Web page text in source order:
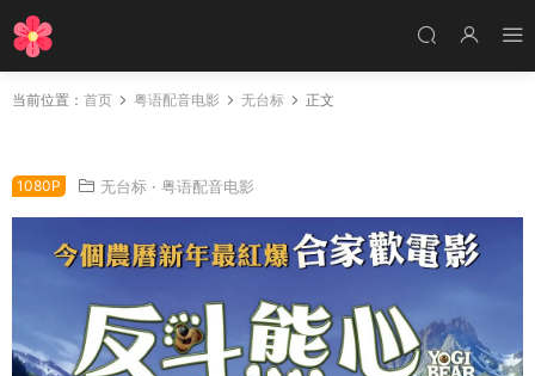
当前位置： 首页 粤语配音电影 无台标 正文
1080P 无台标 · 粤语配音电影